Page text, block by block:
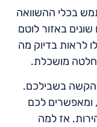
בכלי ההשוואה
באזור לוטם
לראות בדיוק מה
מושכלת.
הקשה בשבילכם.
ומאפשרים לכם
אז למה